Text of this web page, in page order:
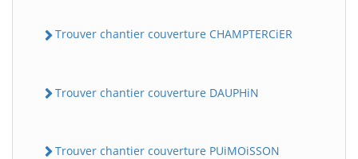
Trouver chantier couverture CHAMPTERCiER
Trouver chantier couverture DAUPHiN
Trouver chantier couverture PUiMOiSSON